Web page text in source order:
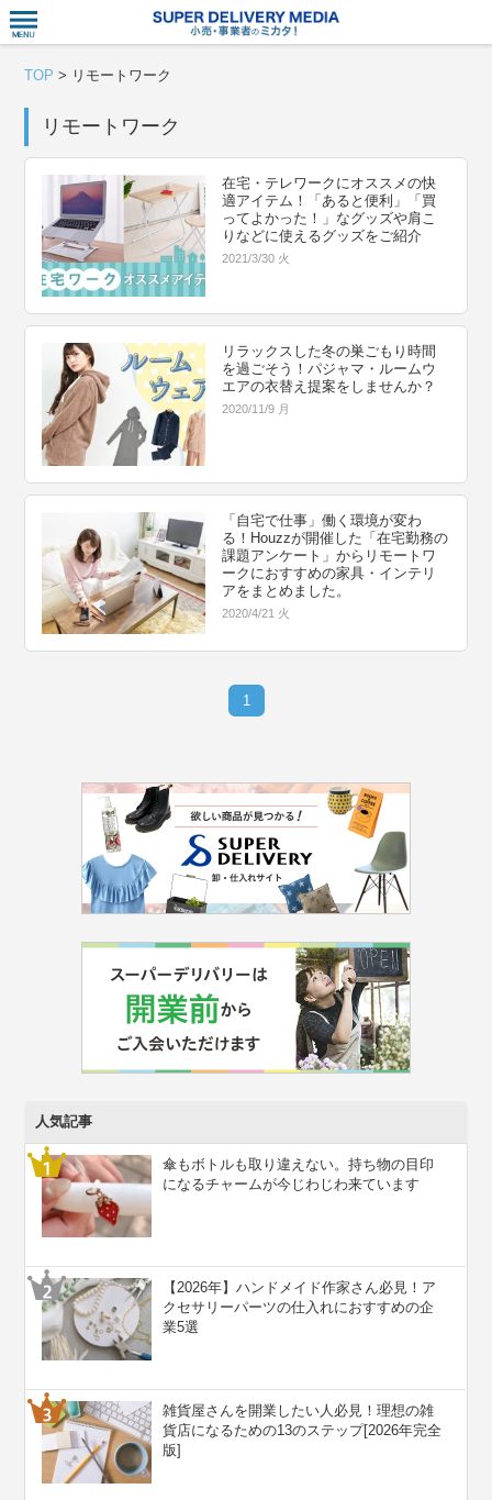
TOP > リモートワーク
リモートワーク
在宅・テレワークにオススメの快
適アイテム！「あると便利」「買
ってよかった！」なグッズや肩こ
りなどに使えるグッズをご紹介
2021/3/30 火
リラックスした冬の巣ごもり時間
を過ごそう！パジャマ・ルームウ
エアの衣替え提案をしませんか？
2020/11/9 月
「自宅で仕事」働く環境が変わ
る！Houzzが開催した「在宅勤務の
課題アンケート」からリモートワ
ークにおすすめの家具・インテリ
アをまとめました。
2020/4/21 火
1
人気記事
傘もボトルも取り違えない。持ち物の目印
になるチャームが今じわじわ来ています
【2026年】ハンドメイド作家さん必見！ア
クセサリーパーツの仕入れにおすすめの企
業5選
雑貨屋さんを開業したい人必見！理想の雑
貨店になるための13のステップ[2026年完全
版]